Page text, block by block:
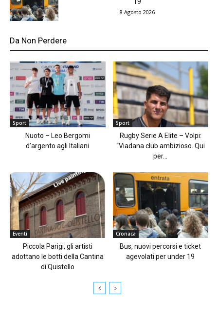
8 Agosto 2026
Da Non Perdere
Sport
Nuoto – Leo Bergomi
d’argento agli Italiani
Sport
Rugby Serie A Elite – Volpi:
“Viadana club ambizioso. Qui
per...
Eventi
Piccola Parigi, gli artisti
adottano le botti della Cantina
di Quistello
Cronaca
Bus, nuovi percorsi e ticket
agevolati per under 19